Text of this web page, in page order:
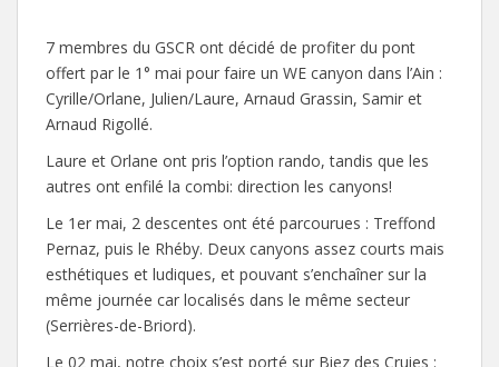
7 membres du GSCR ont décidé de profiter du pont
offert par le 1° mai pour faire un WE canyon dans l’Ain :
Cyrille/Orlane, Julien/Laure, Arnaud Grassin, Samir et
Arnaud Rigollé.
Laure et Orlane ont pris l’option rando, tandis que les
autres ont enfilé la combi: direction les canyons!
Le 1er mai, 2 descentes ont été parcourues : Treffond
Pernaz, puis le Rhéby. Deux canyons assez courts mais
esthétiques et ludiques, et pouvant s’enchaîner sur la
même journée car localisés dans le même secteur
(Serrières-de-Briord).
Le 02 mai, notre choix s’est porté sur Biez des Cruies :